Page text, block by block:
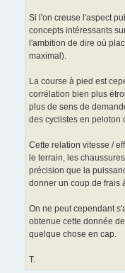
Si l'on creuse l'aspect
concepts intéressants
l'ambition de dire où
maximal).
La course à pied est
corrélation bien plus
plus de sens de
des cyclistes en peloton
Cette relation vitesse /
le terrain, les
précision que la
donner un coup de frais
On ne peut cependant
obtenue cette donnée
quelque chose en cap.
T.